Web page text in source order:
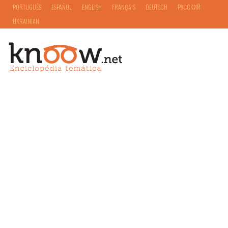
PORTUGUÊS ESPAÑOL ENGLISH FRANÇAIS DEUTSCH
РУССКИЙ
UKRAINIAN